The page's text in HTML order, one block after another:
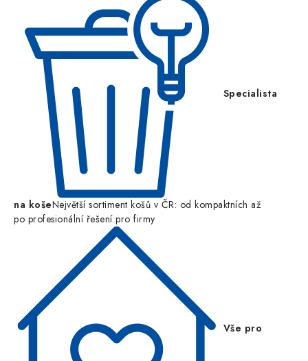
Specialista
na košeNejvětší sortiment košů v ČR: od kompaktních až
po profesionální řešení pro firmy
Vše pro